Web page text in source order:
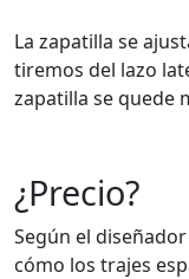
La zapatilla se
tiremos del lazo
zapatilla se quede
¿Precio?
Según el
cómo los trajes